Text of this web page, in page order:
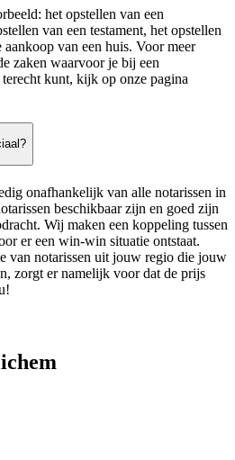
het opstellen van een
van een testament, het opstellen
van een huis. Voor meer
zaken waarvoor je bij een
kunt, kijk op onze pagina
onafhankelijk van alle notarissen in
beschikbaar zijn en goed zijn
Wij maken een koppeling tussen
er een win-win situatie ontstaat.
van notarissen uit jouw regio die jouw
zorgt er namelijk voor dat de prijs